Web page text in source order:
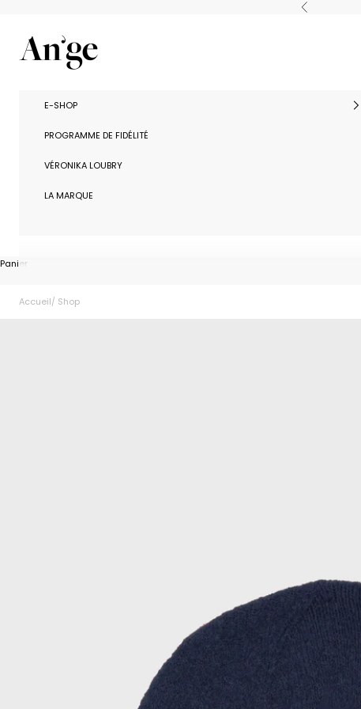
Précédent
Ange Paris
E-SHOP
PROGRAMME DE FIDÉLITÉ
VÉRONIKA LOUBRY
LA MARQUE
Panier
Accueil
Shop